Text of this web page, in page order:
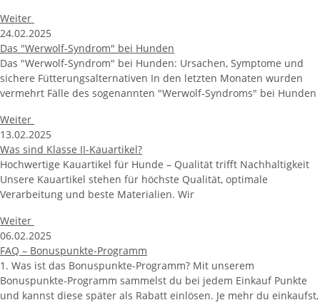
Weiter
24.02.2025
Das "Werwolf-Syndrom" bei Hunden
Das "Werwolf-Syndrom" bei Hunden: Ursachen, Symptome und
sichere Fütterungsalternativen In den letzten Monaten wurden
vermehrt Fälle des sogenannten "Werwolf-Syndroms" bei Hunden
Weiter
13.02.2025
Was sind Klasse II-Kauartikel?
Hochwertige Kauartikel für Hunde – Qualität trifft Nachhaltigkeit
Unsere Kauartikel stehen für höchste Qualität, optimale
Verarbeitung und beste Materialien. Wir
Weiter
06.02.2025
FAQ – Bonuspunkte-Programm
1. Was ist das Bonuspunkte-Programm? Mit unserem
Bonuspunkte-Programm sammelst du bei jedem Einkauf Punkte
und kannst diese später als Rabatt einlösen. Je mehr du einkaufst,